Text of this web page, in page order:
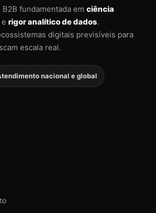
fundamentada em ciência
e rigor analítico de dados.
digitais previsíveis para
escala real.
nacional e global